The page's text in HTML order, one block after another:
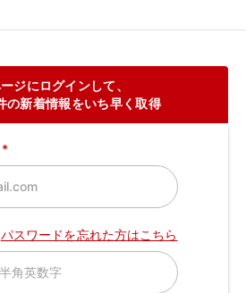
ジにログインして、
の新着情報をいち早く取得
パスワードを忘れた方はこちら